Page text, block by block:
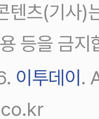
텐츠(기사)
등을 금지
이투데이.